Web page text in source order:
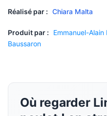
Réalisé par : Chiara Malta
Produit par : Emmanuel-Alain
Baussaron
Où regarder